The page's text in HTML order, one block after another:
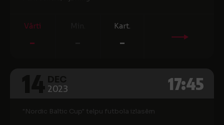
Vārti
-
Kart.
-
2023 17:45
"Nordic Baltic Cup" telpu futbola izlasēm